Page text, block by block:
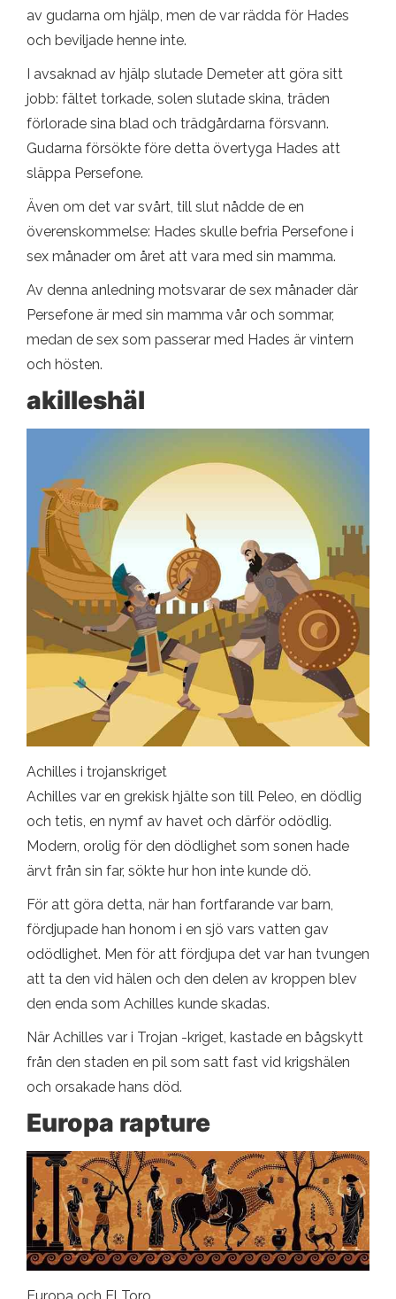
av gudarna om hjälp, men de var rädda för Hades
och beviljade henne inte.
I avsaknad av hjälp slutade Demeter att göra sitt
jobb: fältet torkade, solen slutade skina, träden
förlorade sina blad och trädgårdarna försvann.
Gudarna försökte före detta övertyga Hades att
släppa Persefone.
Även om det var svårt, till slut nådde de en
överenskommelse: Hades skulle befria Persefone i
sex månader om året att vara med sin mamma.
Av denna anledning motsvarar de sex månader där
Persefone är med sin mamma vår och sommar,
medan de sex som passerar med Hades är vintern
och hösten.
akilleshäl
Achilles i trojanskriget
Achilles var en grekisk hjälte son till Peleo, en dödlig
och tetis, en nymf av havet och därför odödlig.
Modern, orolig för den dödlighet som sonen hade
ärvt från sin far, sökte hur hon inte kunde dö.
För att göra detta, när han fortfarande var barn,
fördjupade han honom i en sjö vars vatten gav
odödlighet. Men för att fördjupa det var han tvungen
att ta den vid hälen och den delen av kroppen blev
den enda som Achilles kunde skadas.
När Achilles var i Trojan -kriget, kastade en bågskytt
från den staden en pil som satt fast vid krigshälen
och orsakade hans död.
Europa rapture